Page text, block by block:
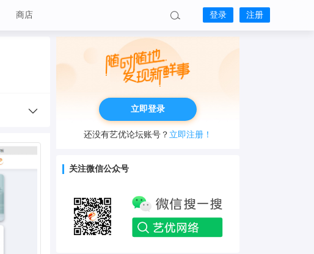
商店 登录 注册
立即登录
还没有艺优论坛账号？ 立即注册！
关注微信公众号